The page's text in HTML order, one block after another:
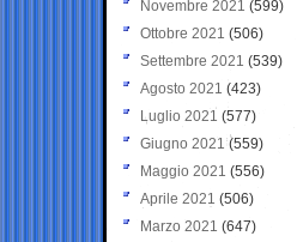
Novembre 2021 (599)
Ottobre 2021 (506)
Settembre 2021 (539)
Agosto 2021 (423)
Luglio 2021 (577)
Giugno 2021(559)
Maggio 2021 (556)
Aprile 2021 (506)
Marzo 2021 (647)